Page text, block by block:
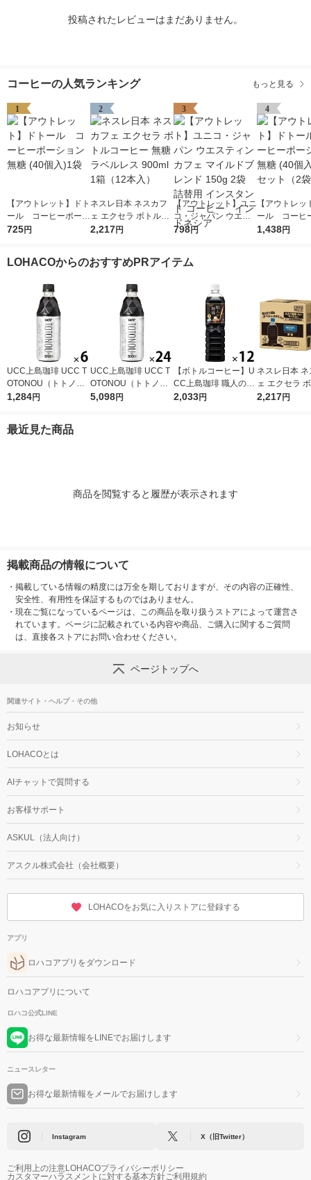
投稿されたレビューはまだありません。
コーヒーの人気ランキング もっと見る
1
【アウトレット】ドト
ール コーヒーポーシ
ョン 無糖 (40個入)1袋
725円
2
ネスレ日本 ネスカフ
ェ エクセラ ボトルコ
ーヒー 無糖 ラベルレ
2,217円
3
【アウトレット】ユニ
コ・ジャパン ウエス
ティンカフェ マイル
コーヒー インドネシ
798円
4
【アウトレッ
ール コーヒ
ョン 無糖
1,438円
LOHACOからのおすすめPRアイテム
UCC上島珈琲 UCC T
OTONOU（トトノ
ウ） by BLACK無糖 5
1,284円
UCC上島珈琲 UCC T
OTONOU（トトノ
ウ） by BLACK無糖 5
5,098円
【ボトルコーヒー】U
CC上島珈琲 職人の珈
琲 無糖 900ml 1箱（1
2,033円
ネスレ日本
ェ エクセラ
ーヒー 無糖
2,217円
最近見た商品
商品を閲覧すると履歴が表示されます
掲載商品の情報について
・ 掲載している情報の精度には万全を期しておりますが、その内容の正確性、
安全性、有用性を保証するものではありません。
・ 現在ご覧になっているページは、この商品を取り扱うストアによって運営さ
れています。ページに記載されている内容や商品、ご購入に関するご質問
は、直接各ストアにお問い合わせください。
ページトップへ
関連サイト・ヘルプ・その他
お知らせ
LOHACOとは
AIチャットで質問する
お客様サポート
ASKUL（法人向け）
アスクル株式会社（会社概要）
LOHACOをお気に入りストアに登録する
アプリ
ロハコアプリをダウンロード
ロハコアプリについて
ロハコ公式LINE
お得な最新情報をLINEでお届けします
ニュースレター
お得な最新情報をメールでお届けします
Instagram X（旧Twitter）
ご利用上の注意LOHACOプライバシーポリシー
カスタマーハラスメントに対する基本方針ご利用規約